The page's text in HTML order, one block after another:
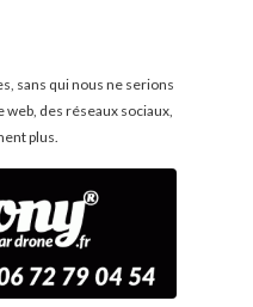
sans qui nous ne serions
web, des réseaux sociaux,
plus.